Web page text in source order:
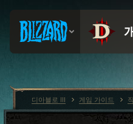
디아블로 III 게임 가이드